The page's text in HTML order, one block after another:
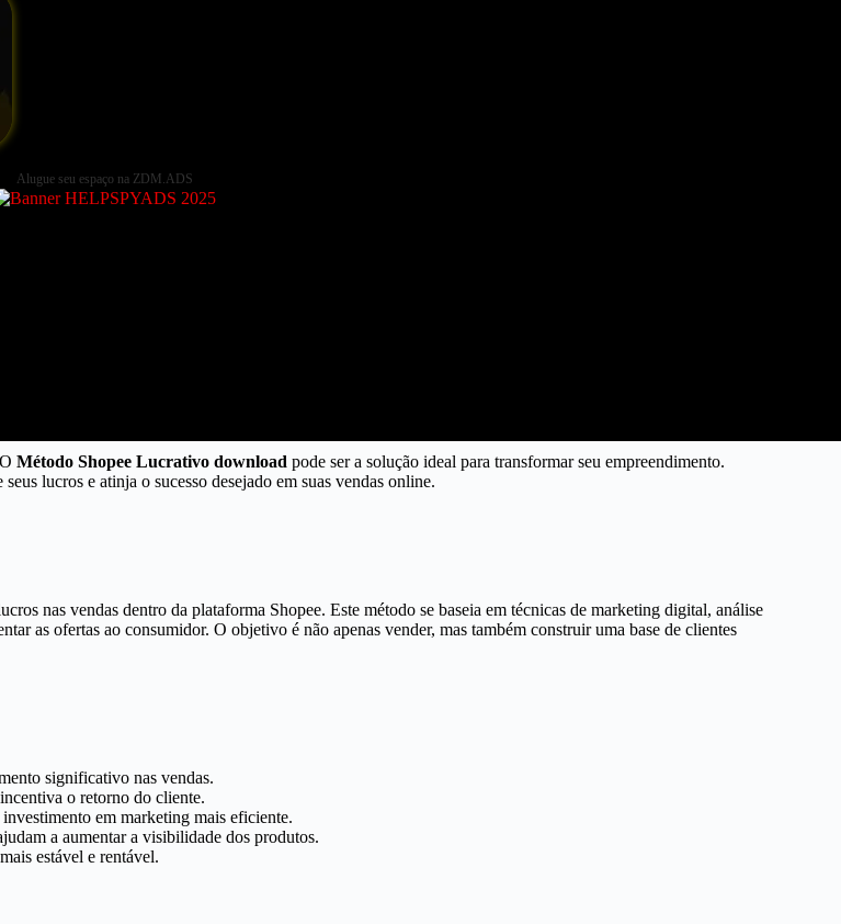
Alugue seu espaço na ZDM.ADS
OMétodo Shopee Lucrativo download pode ser a solução ideal para transformar seu empreendimento.
lucros e atinja o sucesso desejado em suas vendas online.
nas vendas dentro da plataforma Shopee. Este método se baseia em técnicas de marketing digital, análise
as ofertas ao consumidor. O objetivo é não apenas vender, mas também construir uma base de clientes
significativo nas vendas.
o retorno do cliente.
em marketing mais eficiente.
a aumentar a visibilidade dos produtos.
estável e rentável.